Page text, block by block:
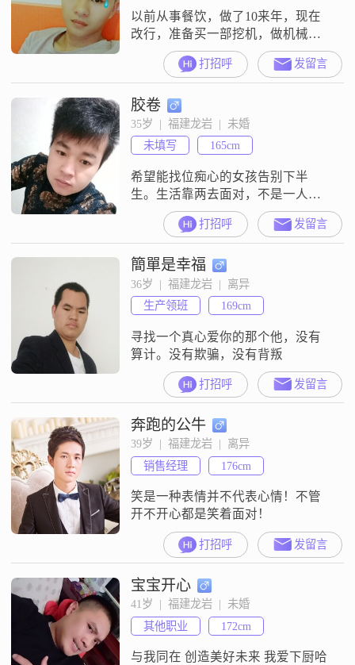
以前从事餐饮，做了10来年，现在
改行，准备买一部挖机，做机械，
有想认识的可以聊聊，缘分只在一
瞬间，或许我们有故事。
打招呼 发留言
胶卷
35岁  |  福建龙岩  |  未婚
未填写
165cm
希望能找位痴心的女孩告别下半
生。生活靠两去面对，不是一人去
扛，两人同行去完成，一路去一路
来，生活才有盐味，快乐之根本，
珍惜之长久。本人老实忠厚，不会
甜言蜜语，只会体贴人懂照顾人，
在这我话不多说，如有真心的了解
下我，骗我的请离开，不许扰乱
我，感谢。
打招呼 发留言
簡單是幸福
36岁  |  福建龙岩  |  离异
生产领班
169cm
寻找一个真心爱你的那个他，没有
算计。没有欺骗，没有背叛
打招呼 发留言
奔跑的公牛
39岁  |  福建龙岩  |  离异
销售经理
176cm
笑是一种表情并不代表心情！不管
开不开心都是笑着面对！
打招呼 发留言
宝宝开心
41岁  |  福建龙岩  |  未婚
其他职业
172cm
与我同在 创造美好未来 我爱下厨哈